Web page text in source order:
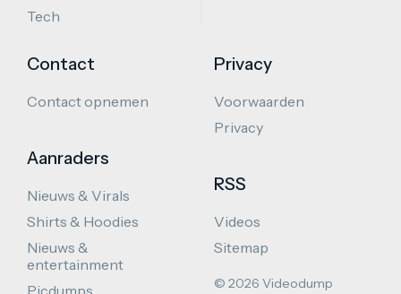
Tech
Contact
Contact opnemen
Aanraders
Nieuws & Virals
Shirts & Hoodies
Nieuws &
entertainment
Picdumps
Privacy
Voorwaarden
Privacy
RSS
Videos
Sitemap
© 2026 Videodump